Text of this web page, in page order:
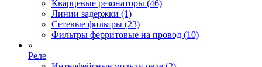
Кварцевые резонаторы (46)
Линии задержки (1)
Сетевые фильтры (23)
Фильтры ферритовые на провод (10)
»
Реле